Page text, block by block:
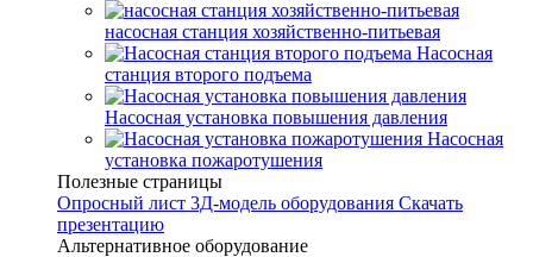
насосная станция хозяйственно-питьевая
Насосная
станция второго подъема
Насосная установка повышения давления
Насосная
установка пожаротушения
Полезные страницы
Опросный лист 3Д-модель оборудования Скачать
презентацию
Альтернативное оборудование